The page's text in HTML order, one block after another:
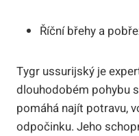
Říční břehy a
Tygr ussurijský je
dlouhodobém pohybu
pomáhá najít potravu,
odpočinku. Jeho